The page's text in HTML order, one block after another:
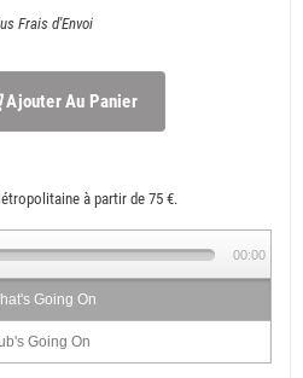
Frais d'Envoi
Ajouter Au Panier
à partir de 75 €.
Going On
Going On
00:00